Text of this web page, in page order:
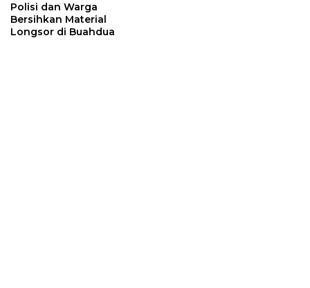
Polisi dan Warga
Bersihkan Material
Longsor di Buahdua